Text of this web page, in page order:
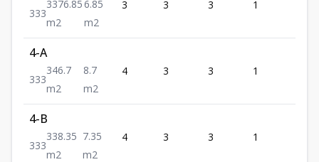
333
3376.85
m2
6.85
m2
3 3 3 1
4-A
333
346.7
m2
8.7
m2
4 3 3 1
4-B
333
338.35
m2
7.35
m2
4 3 3 1